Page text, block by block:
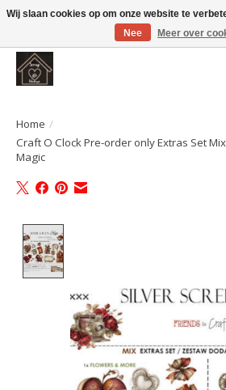
Large selection of products and fast shipping!
Home /
Craft O Clock Pre-order only Extras Set
Magic
Wij slaan cookies op om onze website te
Nee
Meer over